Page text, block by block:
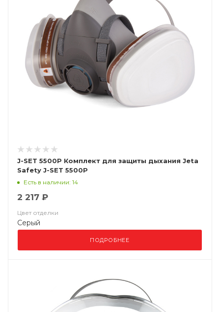
J-SET 5500P Комплект для защиты дыхания Jeta
Safety J-SET 5500P
Есть в наличии: 14
2 217 ₽
Цвет отделки
Серый
ПОДРОБНЕЕ